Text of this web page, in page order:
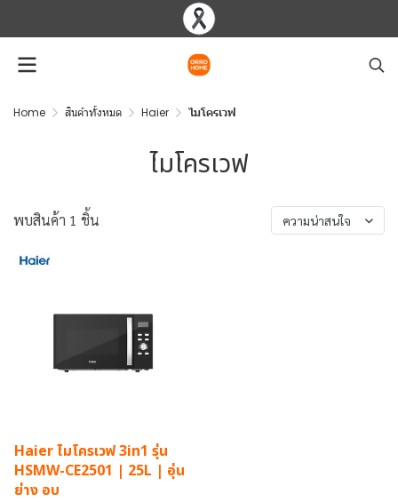
Home สินค้าทั้งหมด Haier ไมโครเวฟ
ไมโครเวฟ
พบสินค้า 1 ชิ้น ความน่าสนใจ
Haier ไมโครเวฟ 3in1 รุ่น
HSMW-CE2501 | 25L | อุ่น
ย่าง อบ